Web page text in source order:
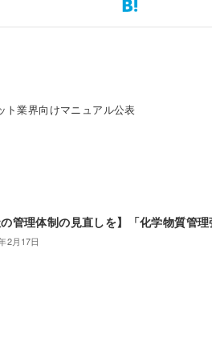
ト業界向けマニュアル公表
の管理体制の見直しを】「化学物質管
2月17日